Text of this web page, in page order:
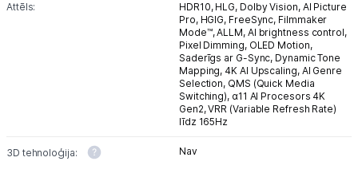
Attēls: HDR10, HLG, Dolby Vision, AI Picture
Pro, HGIG, FreeSync, Filmmaker
Mode™,ALLM, AI brightness control,
Pixel Dimming, OLED Motion,
Saderīgs ar G-Sync, Dynamic Tone
Mapping, 4K AI Upscaling, AI Genre
Selection, QMS (Quick Media
Switching), α11 AI Procesors 4K
Gen2,VRR (Variable Refresh Rate)
līdz 165Hz
3D tehnoloģija: Nav